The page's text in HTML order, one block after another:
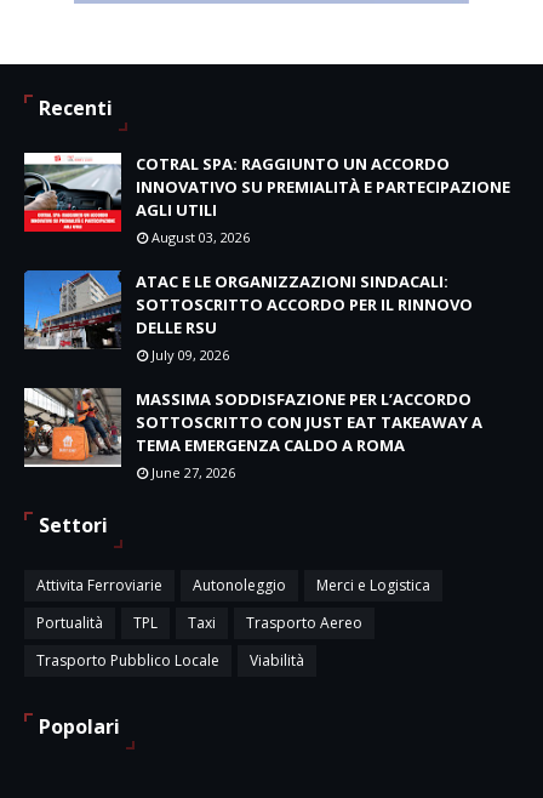
Recenti
COTRAL SPA: RAGGIUNTO UN ACCORDO
INNOVATIVO SU PREMIALITÀ E PARTECIPAZIONE
AGLI UTILI
August 03, 2026
ATAC E LE ORGANIZZAZIONI SINDACALI:
SOTTOSCRITTO ACCORDO PER IL RINNOVO
DELLE RSU
July 09, 2026
MASSIMA SODDISFAZIONE PER L’ACCORDO
SOTTOSCRITTO CON JUST EAT TAKEAWAY A
TEMA EMERGENZA CALDO A ROMA
June 27, 2026
Settori
Attivita Ferroviarie Autonoleggio
Merci e Logistica
Portualità
TPL Taxi
Trasporto Aereo
Trasporto Pubblico Locale
Viabilità
Popolari